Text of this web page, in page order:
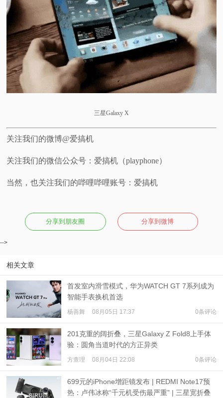
三星Galaxy X
关注我们的微博@爱搞机
关注我们的微信公众号：爱搞机（playphone）
当然，也关注我们的哔哩哔哩账号：爱搞机
分享到朋友圈 分享到微博
-->
相关文章
首发室内滑雪模式，华为WATCH GT 7系列成为
智能手表换机首选
杨善舞 08月05日 17:37 0条评论
201克重的阔折叠，三星Galaxy Z Fold8上手体
验：圆角当道时代的方正异类
方查理 08月04日 22:08 0条评论
699元的iPhone增距镜发布 | REDMI Note17预
热：卢伟冰称“千元机受伤最严重” | 三星宽折叠